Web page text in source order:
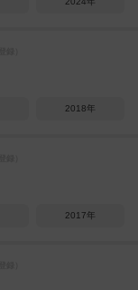
2018年
2017年